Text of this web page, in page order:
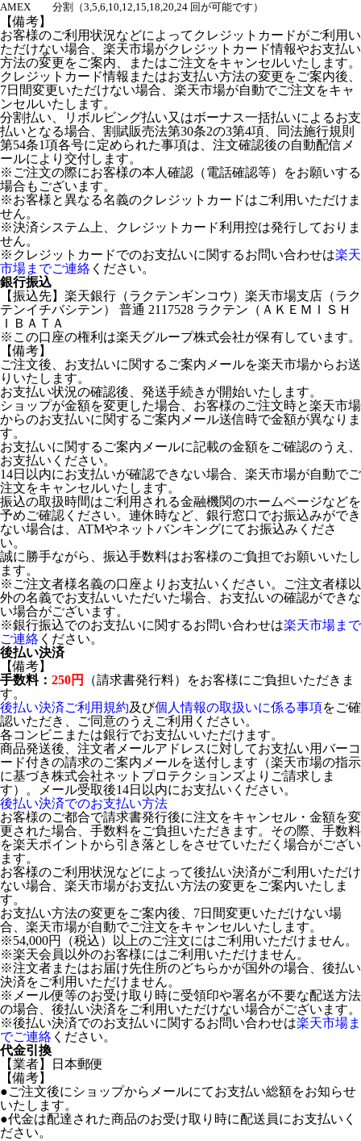
AMEX
分割（3,5,6,10,12,15,18,20,24 回が可能です）
【備考】
お客様のご利用状況などによってクレジットカードがご利用い
ただけない場合、楽天市場がクレジットカード情報やお支払い
方法の変更をご案内、またはご注文をキャンセルいたします。
クレジットカード情報またはお支払い方法の変更をご案内後、
7日間変更いただけない場合、楽天市場が自動でご注文をキャ
ンセルいたします。
分割払い、リボルビング払い又はボーナス一括払いによるお支
払いとなる場合、割賦販売法第30条2の3第4項、同法施行規則
第54条1項各号に定められた事項は、注文確認後の自動配信メ
ールにより交付します。
※ご注文の際にお客様の本人確認（電話確認等）をお願いする
場合もございます。
※お客様と異なる名義のクレジットカードはご利用いただけま
せん。
※決済システム上、クレジットカード利用控は発行しておりま
せん。
※クレジットカードでのお支払いに関するお問い合わせは楽天
市場までご連絡 ください。
銀行振込
【振込先】楽天銀行（ラクテンギンコウ）楽天市場支店（ラク
テンイチバシテン） 普通 2117528 ラクテン（ＡＫＥＭＩＳＨ
ＩＢＡＴＡ
※この口座の権利は楽天グループ株式会社が保有しています。
【備考】
ご注文後、お支払いに関するご案内メールを楽天市場からお送
りいたします。
お支払い状況の確認後、発送手続きが開始いたします。
ショップが金額を変更した場合、お客様のご注文時と楽天市場
からのお支払いに関するご案内メール送信時で金額が異なりま
す。
お支払いに関するご案内メールに記載の金額をご確認のうえ、
お支払いください。
14日以内にお支払いが確認できない場合、楽天市場が自動でご
注文をキャンセルいたします。
振込の取扱時間はご利用される金融機関のホームページなどを
予めご確認ください。連休時など、銀行窓口でお振込みができ
ない場合は、ATMやネットバンキングにてお振込みくださ
い。
誠に勝手ながら、振込手数料はお客様のご負担でお願いいたし
ます。
※ご注文者様名義の口座よりお支払いください。ご注文者様以
外の名義でお支払いいただいた場合、お支払いの確認ができな
い場合がございます。
※銀行振込でのお支払いに関するお問い合わせは楽天市場まで
ご連絡 ください。
後払い決済
【備考】
手数料： 250円
（請求書発行料）をお客様にご負担いただきま
す。
後払い決済ご利用規約及び個人情報の取扱いに係る事項をご確
認いただき、ご同意のうえご利用ください。
各コンビニまたは銀行でお支払いいただけます。
商品発送後、注文者メールアドレスに対してお支払い用バーコ
ード付きの請求のご案内メールを送付します（楽天市場の指示
に基づき株式会社ネットプロテクションズよりご請求しま
す）。メール受取後14日以内にお支払いください。
後払い決済でのお支払い方法
お客様のご都合で請求書発行後に注文をキャンセル・金額を変
更された場合、手数料をご負担いただきます。その際、手数料
を楽天ポイントから引き落としをさせていただく場合がござい
ます。
お客様のご利用状況などによって後払い決済がご利用いただけ
ない場合、楽天市場がお支払い方法の変更をご案内いたしま
す。
お支払い方法の変更をご案内後、7日間変更いただけない場
合、楽天市場が自動でご注文をキャンセルいたします。
※54,000円（税込）以上のご注文にはご利用いただけません。
※楽天会員以外のお客様にはご利用いただけません。
※注文者またはお届け先住所のどちらかが国外の場合、後払い
決済をご利用いただけません。
※メール便等のお受け取り時に受領印や署名が不要な配送方法
の場合、後払い決済をご利用いただけない場合がございます。
※後払い決済でのお支払いに関するお問い合わせは楽天市場ま
でご連絡 ください。
代金引換
【業者】日本郵便
【備考】
●ご注文後にショップからメールにてお支払い総額をお知らせ
いたします。
●代金は配達された商品のお受け取り時に配送員にお支払いく
ださい。